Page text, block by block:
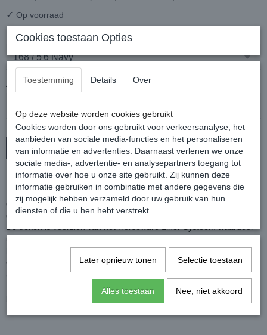
✓ Op voorraad
Maat
Aantal
In winkelwagen
Fijne staldeken met een 200 grams vulling.
De insulator is goed ademend en licht van gewicht. De buitenstof is
gemaakt van een glad 210D ripstop polyester en de voering van
glanzend polyester.
handomdraai nog warmer maakt.
Ook is het mogelijk om een hals aan deze deken te bevestigen
Daarnaast is de staldeken voorzien van twee dubbele rechte
Cookies toestaan Opties
Toestemming Details Over
Op deze website worden cookies gebruikt
Cookies worden door ons gebruikt voor verkeersanalyse, het
aanbieden van sociale media-functies en het personaliseren
van informatie en advertenties. Daarnaast verlenen we onze
sociale media-, advertentie- en analysepartners toegang tot
informatie over hoe u onze site gebruikt. Zij kunnen deze
informatie gebruiken in combinatie met andere gegevens die
zij mogelijk hebben verzameld door uw gebruik van hun
diensten of die u hen hebt verstrekt.
Later opnieuw tonen Selectie toestaan
Alles toestaan Nee, niet akkoord